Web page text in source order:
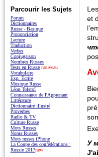
et
У
Parcourir les Sujets
Forum
Dictionnaires
Russe - Basique
Prononciation
Lecture
Traduction
Verbes
Conjugaison
Nombres Russes
Tests en Russe nouveau
Vocabulaire
Exp. Écrite
Musique Russe
Léon Tolstoï
Connaissance de l'Apprenant
Littérature
Dictionnaire illustré
Proverbes
Radio & TV
Culture Russe
Mots Russes
Noms Russes
Mots russes iPhone
La Coupe des confédérations :
Russie 2017new